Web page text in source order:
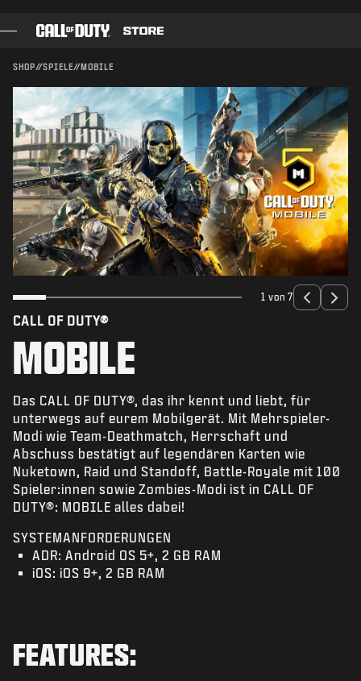
SPIELE
BATTLE PASS
BLACKCELL
COD-PUNKTE
AUSRÜSTUNGS-SHOP
COMBAT BUILDS
NEWS
SHOP
ESPORTS
KUNDENDIENST
ANMELDEN |JETZT REGISTRIEREN
SENDEN
SHOP//SPIELE//MOBILE
1 von 7
CALL OF DUTY®
MOBILE
Das CALL OF DUTY®, das ihr kennt und liebt, für
unterwegs auf eurem Mobilgerät. Mit Mehrspieler-
Modi wie Team-Deathmatch, Herrschaft und
Abschuss bestätigt auf legendären Karten wie
Nuketown, Raid und Standoff, Battle-Royale mit 100
Spieler:innen sowie Zombies-Modi ist in CALL OF
DUTY®: MOBILE alles dabei!
SYSTEMANFORDERUNGEN
ADR: Android OS 5+, 2 GB RAM
iOS: iOS 9+, 2 GB RAM
FEATURES: